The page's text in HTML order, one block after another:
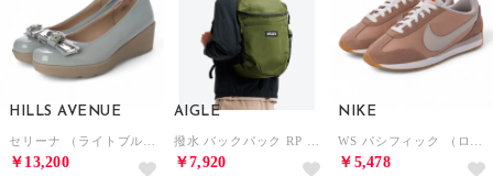
HILLS AVENUE
￥13,200
AIGLE
￥7,920
NIKE
￥5,478